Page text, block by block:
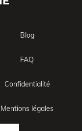
Blog
FAQ
Confidentialité
Mentions légales